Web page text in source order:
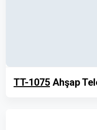
TT-1075 Ahşap